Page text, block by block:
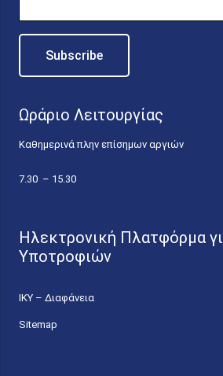
Ωράριο Λειτουργίας
Καθημερινά πλην επίσημων αργιών
7.30 – 15.30
Ηλεκτρονική Πλατφόρμα
Υποτροφιών
ΙΚΥ – Διαφάνεια
Sitemap